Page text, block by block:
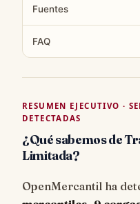
Fuentes
FAQ
RESUMEN EJECUTIVO ·
DETECTADAS
¿Qué sabemos de
Limitada?
OpenMercantil ha